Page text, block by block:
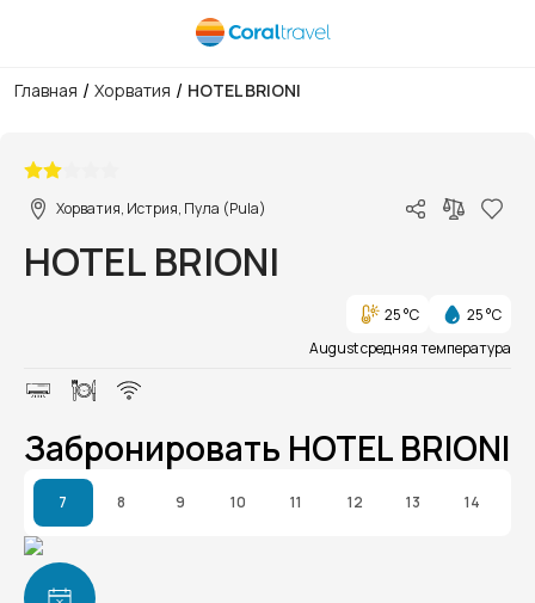
Главная / Хорватия / HOTEL BRIONI
Хорватия, Истрия, Пула (Pula)
HOTEL BRIONI
25 °C
25 °C
August средняя температура
Забронировать HOTEL BRIONI
7 8 9 10 11 12 13 14